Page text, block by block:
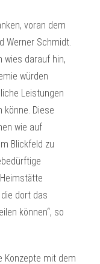
voran dem
Werner Schmidt.
wies darauf hin,
würden
Leistungen
könne. Diese
wie auf
Blickfeld zu
dort das
können“, so
Konzepte mit dem